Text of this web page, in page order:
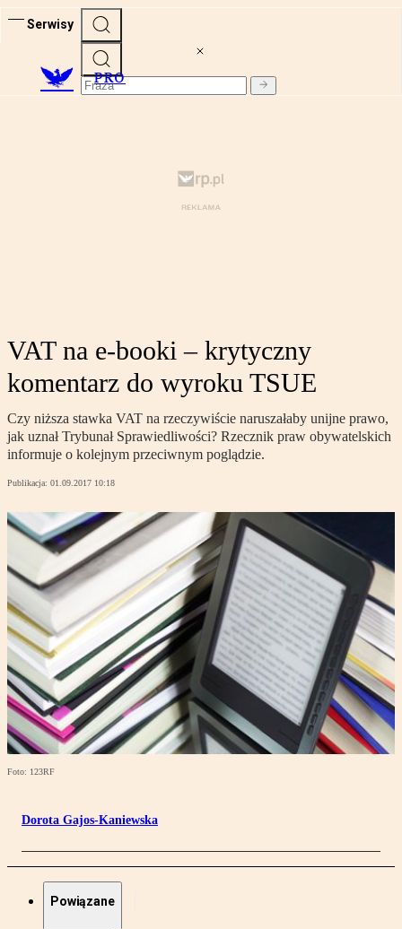
Serwisy
PRO
VAT na e-booki – krytyczny
komentarz do wyroku TSUE
Czy niższa stawka VAT na rzeczywiście naruszałaby unijne prawo,
jak uznał Trybunał Sprawiedliwości? Rzecznik praw obywatelskich
informuje o kolejnym przeciwnym poglądzie.
Publikacja: 01.09.2017 10:18
Foto: 123RF
Dorota Gajos-Kaniewska
Powiązane